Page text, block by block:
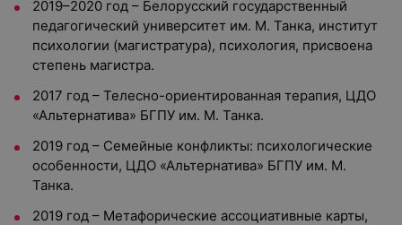
2019–2020 год – Белорусский государственный
педагогический университет им. М. Танка, институт
психологии (магистратура), психология, присвоена
степень магистра.
2017 год – Телесно-ориентированная терапия, ЦДО
«Альтернатива» БГПУ им. М. Танка.
2019 год – Семейные конфликты: психологические
особенности, ЦДО «Альтернатива» БГПУ им. М.
Танка.
2019 год – Метафорические ассоциативные карты,